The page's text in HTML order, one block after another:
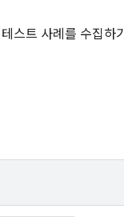
스트 사례를 수집하